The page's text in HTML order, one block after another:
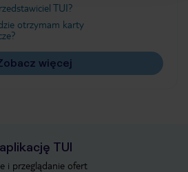
TUI?
otrzymam karty
więcej
TUI
i przeglądanie ofert